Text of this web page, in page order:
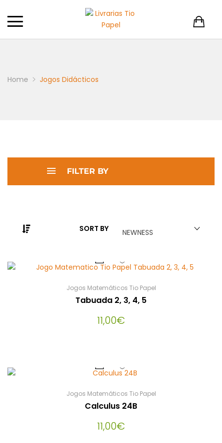
Home Jogos Didácticos
FILTER BY
SORT BY NEWNESS
Jogos Matemáticos Tio Papel
Tabuada 2, 3, 4, 5
11,00€
Jogos Matemáticos Tio Papel
Calculus 24B
11,00€